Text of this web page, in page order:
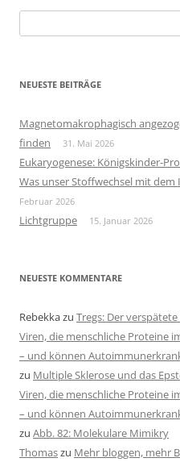
nach:
NEUESTE BEITRÄGE
Magnetomakrophagisch
finden
31. Mai 2026
Eukaryogenese: Königskinder-
Was unser Stoffwechsel mit
Februar 2026
Lichtgruppe 15. Januar 2026
NEUESTE KOMMENTARE
Rebekkazu Tregs: Der
Viren, die menschliche Proteine
– und können
zu Multiple Sklerose und das
Viren, die menschliche Proteine
– und können
zu Abb. 82: Molekulare Mimikry
Thomaszu Mehr bloggen, mehr